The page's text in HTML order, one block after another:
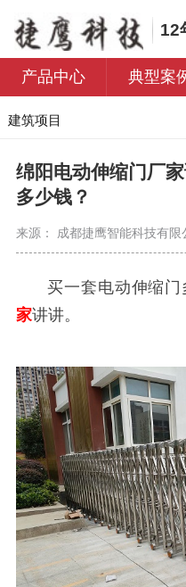
12
产品中心 典型案
建筑项目
学校
绵阳电动伸缩门厂
多少钱？
来源： 成都捷鹰智能科技有限
买一套电动伸缩门
家讲讲。